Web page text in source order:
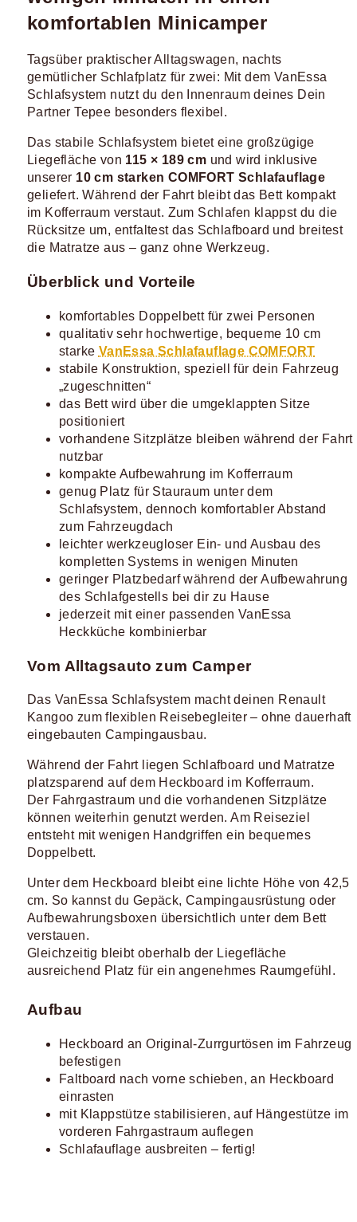
komfortablen Minicamper
Tagsüber praktischer Alltagswagen, nachts
gemütlicher Schlafplatz für zwei: Mit dem VanEssa
Schlafsystem nutzt du den Innenraum deines Dein
Partner Tepee besonders flexibel.
Das stabile Schlafsystem bietet eine großzügige
Liegefläche von 115 × 189 cm und wird inklusive
unserer 10 cm starken COMFORT Schlafauflage
geliefert. Während der Fahrt bleibt das Bett kompakt
im Kofferraum verstaut. Zum Schlafen klappst du die
Rücksitze um, entfaltest das Schlafboard und breitest
die Matratze aus – ganz ohne Werkzeug.
Überblick und Vorteile
komfortables Doppelbett für zwei Personen
qualitativ sehr hochwertige, bequeme 10 cm
starke VanEssa Schlafauflage COMFORT
stabile Konstruktion, speziell für dein Fahrzeug
„zugeschnitten“
das Bett wird über die umgeklappten Sitze
positioniert
vorhandene Sitzplätze bleiben während der Fahrt
nutzbar
kompakte Aufbewahrung im Kofferraum
genug Platz für Stauraum unter dem
Schlafsystem, dennoch komfortabler Abstand
zum Fahrzeugdach
leichter werkzeugloser Ein- und Ausbau des
kompletten Systems in wenigen Minuten
geringer Platzbedarf während der Aufbewahrung
des Schlafgestells bei dir zu Hause
jederzeit mit einer passenden VanEssa
Heckküche kombinierbar
Vom Alltagsauto zum Camper
Das VanEssa Schlafsystem macht deinen Renault
Kangoo zum flexiblen Reisebegleiter – ohne dauerhaft
eingebauten Campingausbau.
Während der Fahrt liegen Schlafboard und Matratze
platzsparend auf dem Heckboard im Kofferraum.
Der Fahrgastraum und die vorhandenen Sitzplätze
können weiterhin genutzt werden. Am Reiseziel
entsteht mit wenigen Handgriffen ein bequemes
Doppelbett.
Unter dem Heckboard bleibt eine lichte Höhe von 42,5
cm. So kannst du Gepäck, Campingausrüstung oder
Aufbewahrungsboxen übersichtlich unter dem Bett
verstauen.
Gleichzeitig bleibt oberhalb der Liegefläche
ausreichend Platz für ein angenehmes Raumgefühl.
Aufbau
Heckboard an Original-Zurrgurtösen im Fahrzeug
befestigen
Faltboard nach vorne schieben, an Heckboard
einrasten
mit Klappstütze stabilisieren, auf Hängestütze im
vorderen Fahrgastraum auflegen
Schlafauflage ausbreiten – fertig!